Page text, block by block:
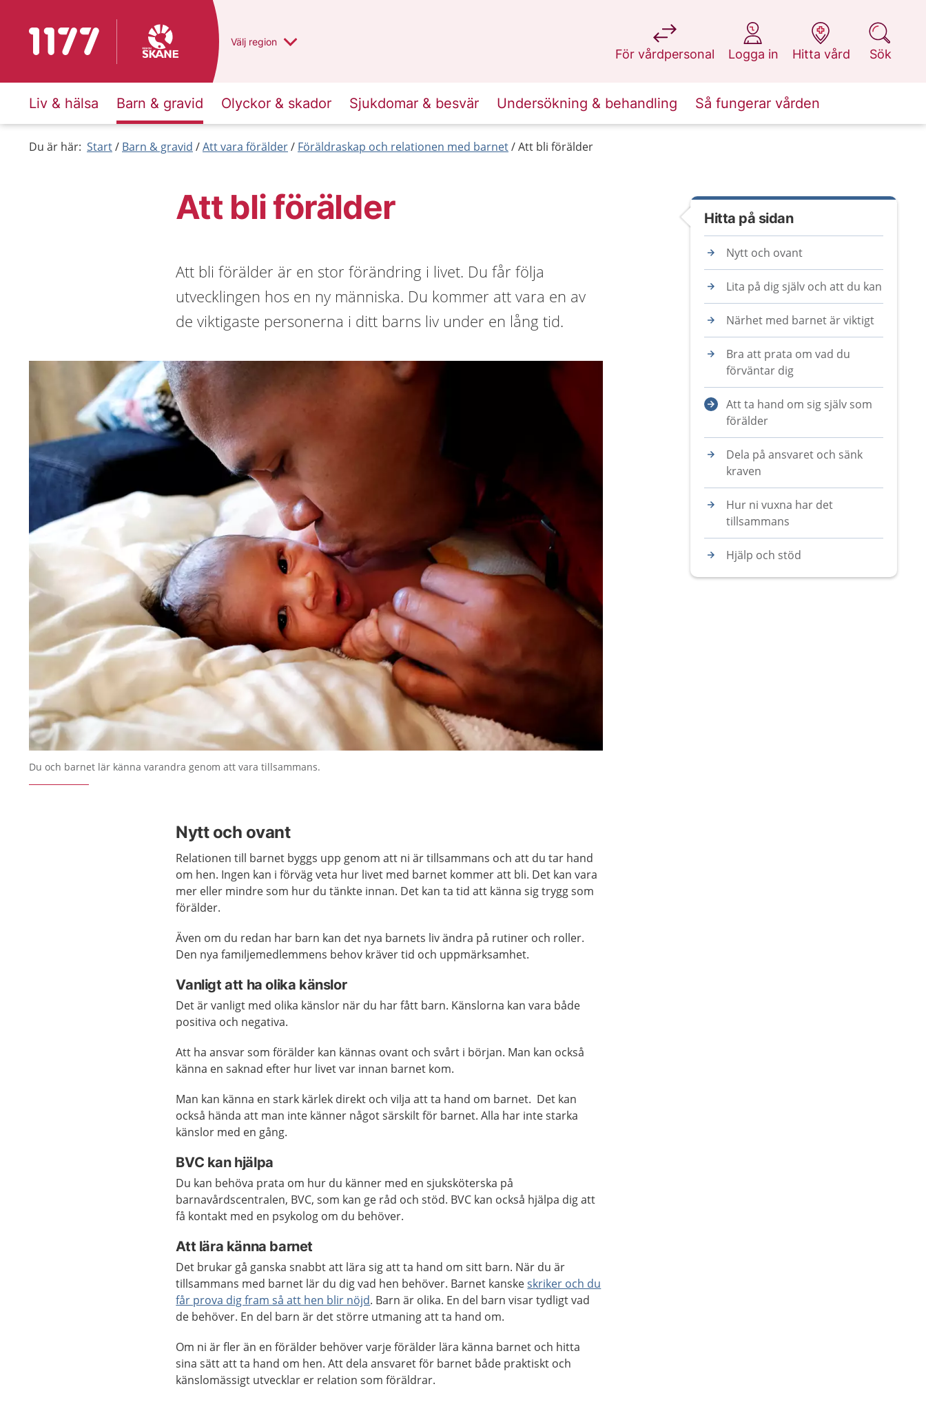
Till startsidan för 1177 Du har valt region
Välj en annan
region
För vårdpersonal
på 1177.se
Logga in
på 1177.se
Hitta vård
på 1177.se
Sök
på 1177.se
Liv & hälsa Barn & gravid Olyckor & skador Sjukdomar & besvär Undersökning & behandling Så fungerar vården
Du är här: Start Barn & gravid Att vara förälder Föräldraskap och relationen med barnet Att bli förälder
Att bli förälder
Att bli förälder är en stor förändring i livet. Du får följa
utvecklingen hos en ny människa. Du kommer att vara en av
de viktigaste personerna i ditt barns liv under en lång tid.
Du och barnet lär känna varandra genom att vara tillsammans.
Nytt och ovant
Relationen till barnet byggs upp genom att ni är tillsammans och att du tar hand
om hen. Ingen kan i förväg veta hur livet med barnet kommer att bli. Det kan vara
mer eller mindre som hur du tänkte innan. Det kan ta tid att känna sig trygg som
förälder.
Även om du redan har barn kan det nya barnets liv ändra på rutiner och roller.
Den nya familjemedlemmens behov kräver tid och uppmärksamhet.
Vanligt att ha olika känslor
Det är vanligt med olika känslor när du har fått barn. Känslorna kan vara både
positiva och negativa.
Att ha ansvar som förälder kan kännas ovant och svårt i början. Man kan också
känna en saknad efter hur livet var innan barnet kom.
Man kan känna en stark kärlek direkt och vilja att ta hand om barnet. Det kan
också hända att man inte känner något särskilt för barnet. Alla har inte starka
känslor med en gång.
BVC kan hjälpa
Du kan behöva prata om hur du känner med en sjuksköterska på
barnavårdscentralen, BVC, som kan ge råd och stöd. BVC kan också hjälpa dig att
få kontakt med en psykolog om du behöver.
Att lära känna barnet
Det brukar gå ganska snabbt att lära sig att ta hand om sitt barn. När du är
tillsammans med barnet lär du dig vad hen behöver. Barnet kanskeskriker och du
får prova dig fram så att hen blir nöjd. Barn är olika. En del barn visar tydligt vad
de behöver. En del barn är det större utmaning att ta hand om.
Om ni är fler än en förälder behöver varje förälder lära känna barnet och hitta
sina sätt att ta hand om hen. Att dela ansvaret för barnet både praktiskt och
känslomässigt utvecklar er relation som föräldrar.
Hitta på sidan
Nytt och ovant
Lita på dig själv och att du kan
Närhet med barnet är viktigt
Bra att prata om vad du
förväntar dig
Att ta hand om sig själv som
förälder
Dela på ansvaret och sänk
kraven
Hur ni vuxna har det
tillsammans
Hjälp och stöd